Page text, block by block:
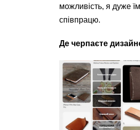
можливість, я дуже
співпрацю.
Де черпаєте